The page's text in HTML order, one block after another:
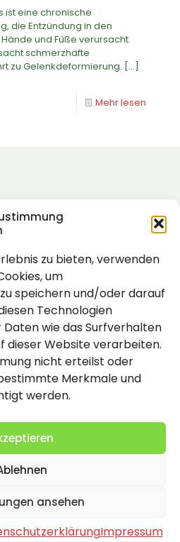
zu bieten, verwenden
um
speichern und/oder darauf
Technologien
wie das Surfverhalten
dieser Website verarbeiten.
nicht erteilst oder
Merkmale und
werden.
ansehen
Impressum
ist eine chronische
die Entzündung in den
und Füße verursacht.
schmerzhafte
zu Gelenkdeformierung. […]
Mehr lesen